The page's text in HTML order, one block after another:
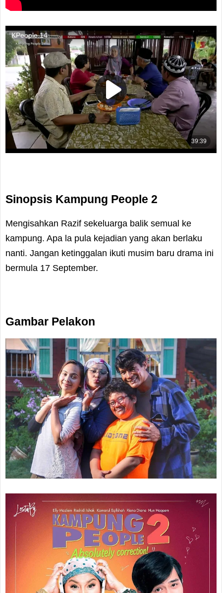
Sinopsis Kampung People 2
Mengisahkan Razif sekeluarga balik semual ke
kampung. Apa la pula kejadian yang akan berlaku
nanti. Jangan ketinggalan ikuti musim baru drama ini
bermula 17 September.
Gambar Pelakon